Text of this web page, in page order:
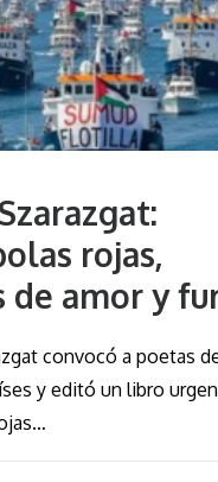
rojas,
de amor y
convocó a poetas
y editó un libro